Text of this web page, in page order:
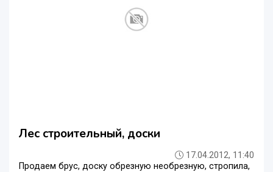
Лес строительный, доски
17.04.2012, 11:40
Продаем брус, доску обрезную необрезную, стропила,